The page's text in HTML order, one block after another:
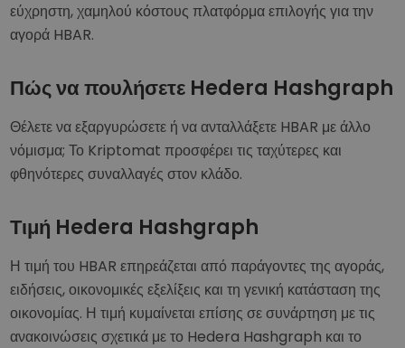
εύχρηστη, χαμηλού κόστους πλατφόρμα επιλογής για την
αγορά HBAR.
Πώς να πουλήσετε Hedera Hashgraph
Θέλετε να εξαργυρώσετε ή να ανταλλάξετε HBAR με άλλο
νόμισμα; Το Kriptomat προσφέρει τις ταχύτερες και
φθηνότερες συναλλαγές στον κλάδο.
Τιμή Hedera Hashgraph
Η τιμή του HBAR επηρεάζεται από παράγοντες της αγοράς,
ειδήσεις, οικονομικές εξελίξεις και τη γενική κατάσταση της
οικονομίας. Η τιμή κυμαίνεται επίσης σε συνάρτηση με τις
ανακοινώσεις σχετικά με το Hedera Hashgraph και το